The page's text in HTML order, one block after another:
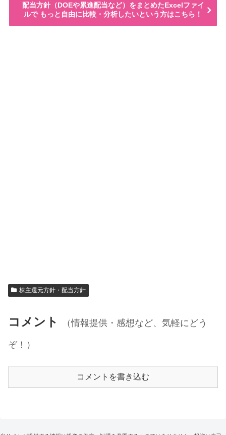
配当方針（DOEや累進配当など）をまとめたExcelファイ
ルで もっと自由に比較・分析したいという方はこちら！
株主還元方針・配当方針
コメント
（情報提供・感想など、気軽にどう
ぞ！）
コメントを書き込む